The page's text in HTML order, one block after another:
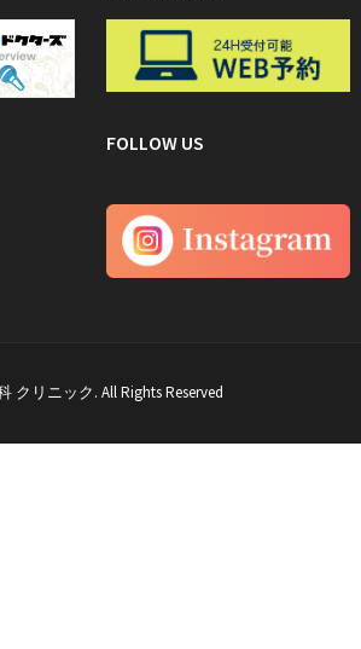
FOLLOW US
クリニック. All Rights Reserved